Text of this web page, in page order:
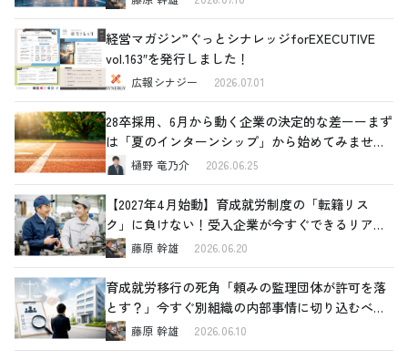
経営マガジン”ぐっとシナレッジforEXECUTIVE
vol.163″を発行しました！
広報シナジー 2026.07.01
28卒採用、6月から動く企業の決定的な差ーーまず
は「夏のインターンシップ」から始めてみません
か
樋野 竜乃介 2026.06.25
【2027年4月始動】育成就労制度の「転籍リス
ク」に負けない！受入企業が今すぐできるリアル
な対策藤原 幹雄 2026.06.20
育成就労移行の死角「頼みの監理団体が許可を落
とす？」今すぐ別組織の内部事情に切り込むべき
理由と、確認すべき4つの重要ポイント
藤原 幹雄 2026.06.10